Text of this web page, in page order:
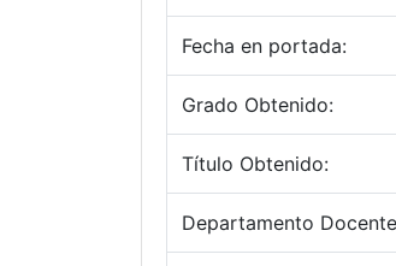
Fecha en portada:
Grado Obtenido:
Título Obtenido:
Departamento